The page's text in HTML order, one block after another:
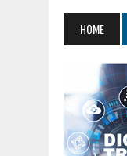
HOME